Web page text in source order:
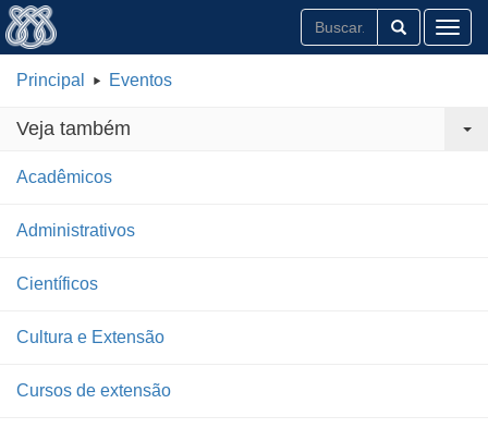
Principal Eventos
Veja também
Acadêmicos
Administrativos
Científicos
Cultura e Extensão
Cursos de extensão